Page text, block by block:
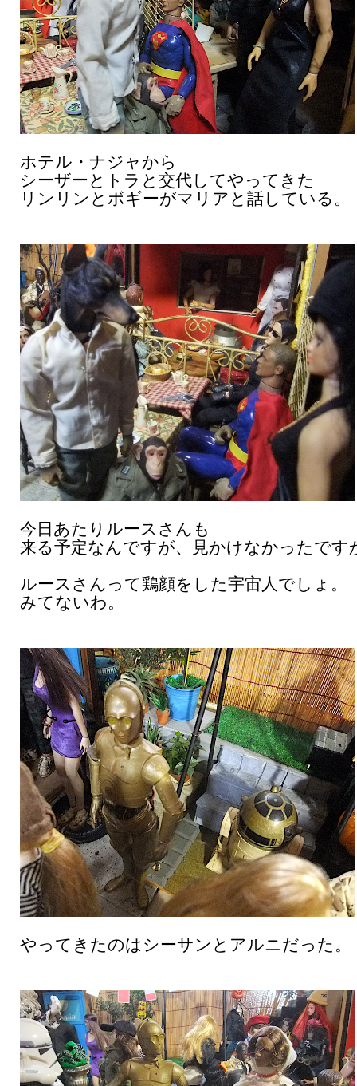
ホテル・ナジャから
シーザーとトラと交代してやってきた
リンリンとボギーがマリアと話している。
今日あたりルースさんも
来る予定なんですが、見かけなかったです
ルースさんって鶏顔をした宇宙人でしょ。
みてないわ。
やってきたのはシーサンとアルニだった。